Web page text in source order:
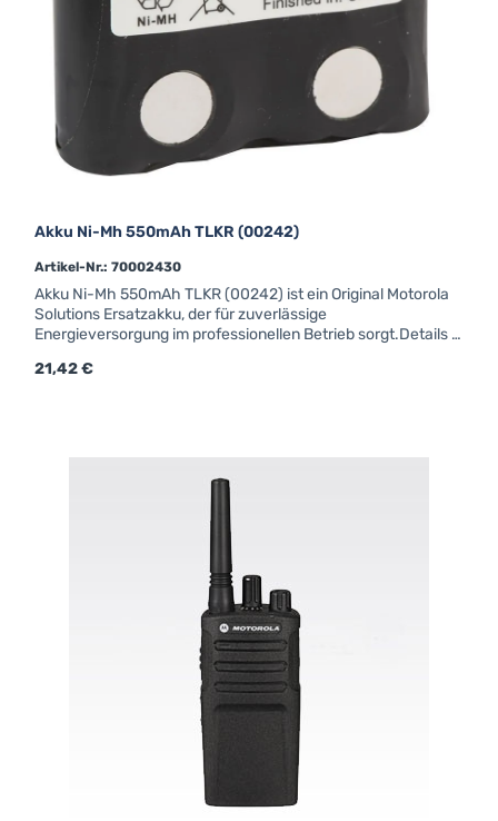
Akku Ni-Mh 550mAh TLKR (00242)
Artikel-Nr.: 70002430
Akku Ni-Mh 550mAh TLKR (00242) ist ein Original Motorola
Solutions Ersatzakku, der für zuverlässige
Energieversorgung im professionellen Betrieb sorgt.Details &
Regulärer Preis:
21,42 €